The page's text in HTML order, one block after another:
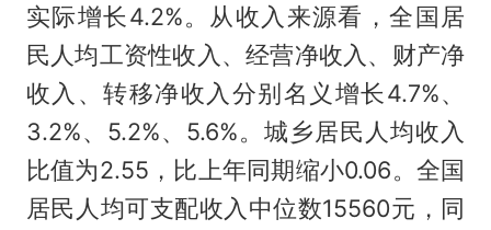
实际增长4.2%。从收入来源看，全国居
民人均工资性收入、经营净收入、财产净
收入、转移净收入分别名义增长4.7%、
3.2%、5.2%、5.6%。城乡居民人均收入
比值为2.55，比上年同期缩小0.06。全国
居民人均可支配收入中位数15560元，同